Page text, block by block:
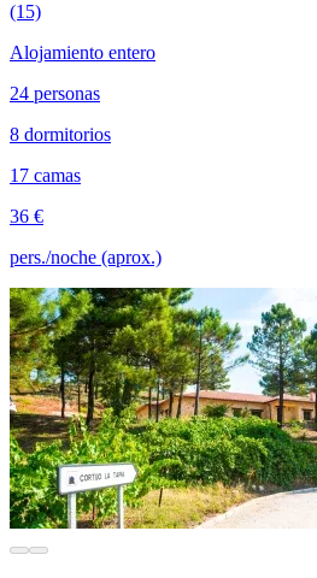
(15)
Alojamiento entero
24 personas
8 dormitorios
17 camas
36 €
pers./noche (aprox.)